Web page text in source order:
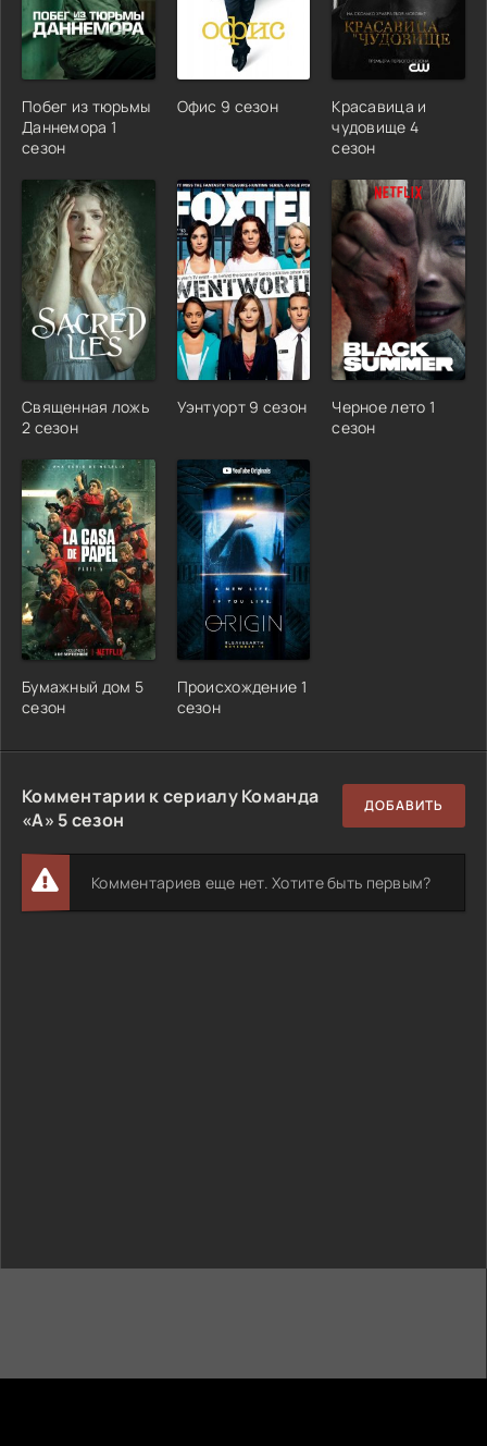
Побег из тюрьмы
Даннемора 1
сезон
Офис 9 сезон
Красавица и
чудовище 4
сезон
Священная ложь
2 сезон
Уэнтуорт 9 сезон
Черное лето 1
сезон
Бумажный дом 5
сезон
Происхождение 1
сезон
Комментарии к сериалу Команда
«А» 5 сезон
ДОБАВИТЬ
Комментариев еще нет. Хотите быть первым?